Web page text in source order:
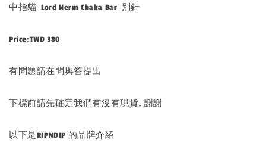
中指貓 Lord Nerm Chaka Bar 別針
Price:TWD 380
有問題請在問與答提出
下標前請先確定我們有沒有現貨, 謝謝
以下是RIPNDIP 的品牌介紹